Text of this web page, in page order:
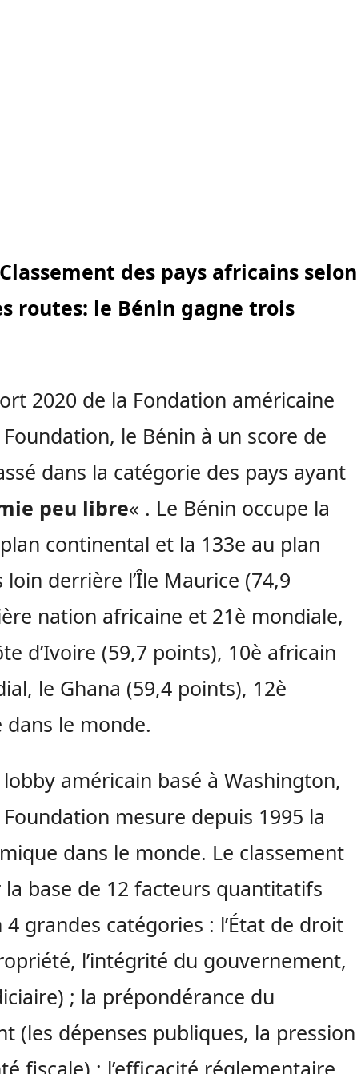
Classement des pays africains selon
routes: le Bénin gagne trois
2020 de la Fondation américaine
le Bénin à un score de
dans la catégorie des pays ayant
peu libre« . Le Bénin occupe la
continental et la 133e au plan
loin derrière l’Île Maurice (74,9
nation africaine et 21è mondiale,
d’Ivoire (59,7 points), 10è africain
le Ghana (59,4 points), 12è
dans le monde.
américain basé à Washington,
mesure depuis 1995 la
dans le monde. Le classement
la base de 12 facteurs quantitatifs
grandes catégories : l’État de droit
l’intégrité du gouvernement,
; la prépondérance du
(les dépenses publiques, la pression